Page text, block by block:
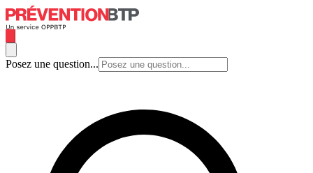
Posez une question...